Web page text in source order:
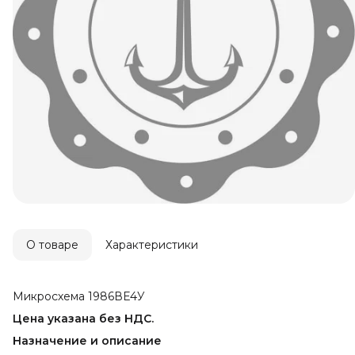
О товаре Характеристики
Микросхема 1986ВЕ4У
Цена указана без НДС.
Назначение и описание